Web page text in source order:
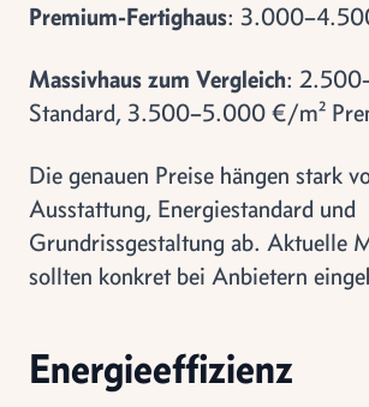
Premium-Fertighaus:
Massivhaus zum Vergleich:
Standard, 3.500–5.000 €/m²
Die genauen Preise hängen stark
Ausstattung, Energiestandard und
Grundrissgestaltung ab. Aktuelle
sollten konkret bei Anbietern
Energieeffizienz